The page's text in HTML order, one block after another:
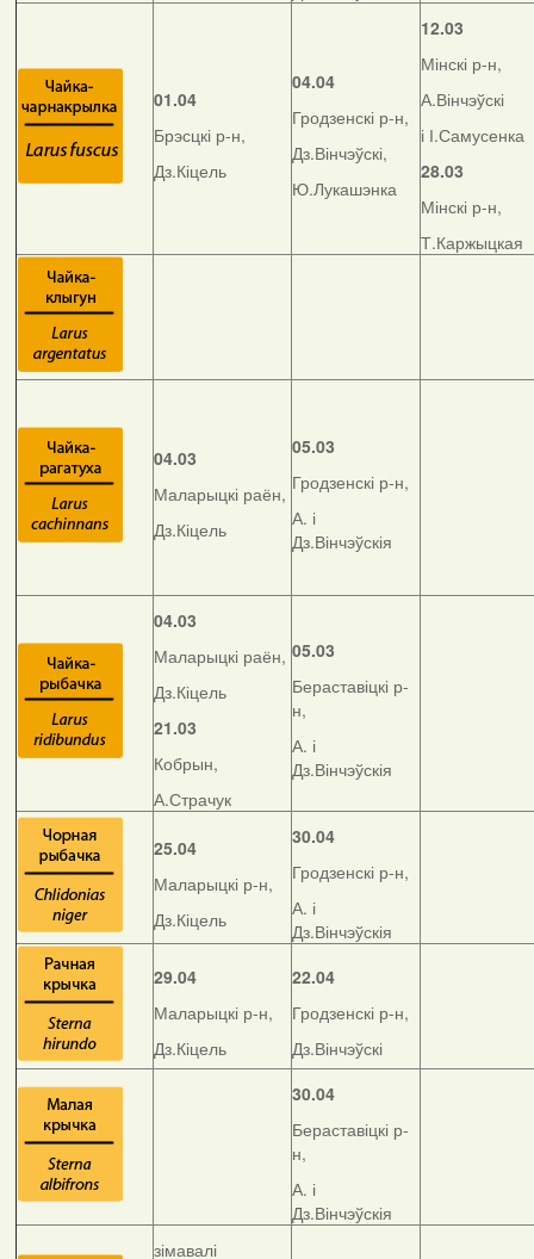
01.04
Брэсцкі р-н,
Дз.Кіцель
04.04
Гродзенскі р-н,
Дз.Вінчэўскі,
Ю.Лукашэнка
12.03
Мінскі р-н,
А.Вінчэўскі
і І.Самусенка
28.03
Мінскі р-н,
Т.Каржыцкая
04.03
Маларыцкі раён,
Дз.Кіцель
05.03
Гродзенскі р-н,
А. і
Дз.Вінчэўскія
04.03
Маларыцкі раён,
Дз.Кіцель
21.03
Кобрын,
А.Страчук
05.03
Бераставіцкі р-
н,
А. і
Дз.Вінчэўскія
25.04
Маларыцкі р-н,
Дз.Кіцель
30.04
Гродзенскі р-н,
А. і
Дз.Вінчэўскія
29.04
Маларыцкі р-н,
Дз.Кіцель
22.04
Гродзенскі р-н,
Дз.Вінчэўскі
30.04
Бераставіцкі р-
н,
А. і
Дз.Вінчэўскія
зімавалі